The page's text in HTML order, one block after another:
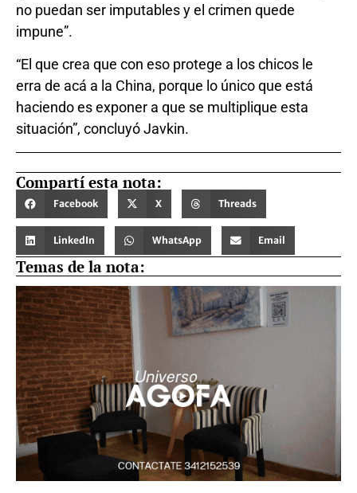
no puedan ser imputables y el crimen quede
impune”.
“El que crea que con eso protege a los chicos le
erra de acá a la China, porque lo único que está
haciendo es exponer a que se multiplique esta
situación”, concluyó Javkin.
Compartí esta nota:
Facebook X Threads
LinkedIn WhatsApp Email
Temas de la nota: